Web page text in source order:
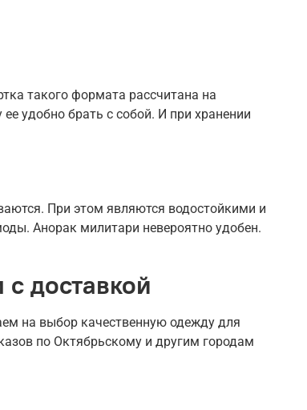
такого формата рассчитана на
удобно брать с собой. И при хранении
При этом являются водостойкими и
Анорак милитари невероятно удобен.
доставкой
на выбор качественную одежду для
по Октябрьскому и другим городам